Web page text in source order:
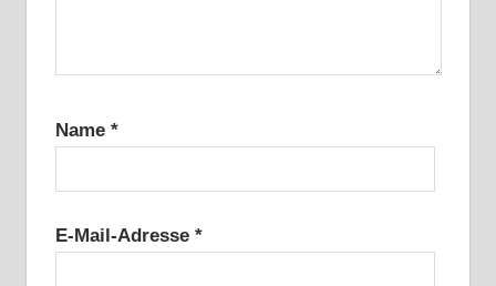
Name *
E-Mail-Adresse *